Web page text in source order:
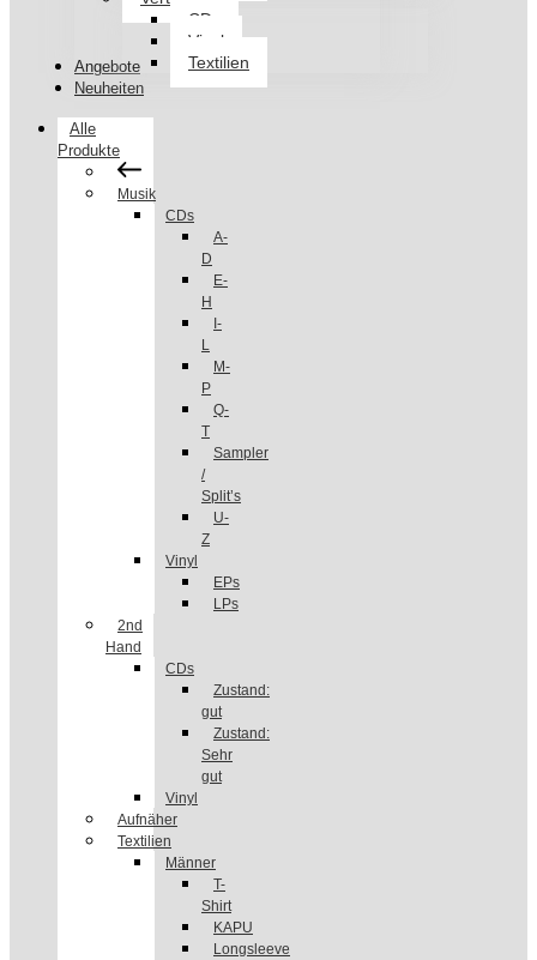
CDs
Vinyl
Textilien
Angebote
Neuheiten
Alle
Produkte
Musik
CDs
A-
D
E-
H
I-
L
M-
P
Q-
T
Sampler
/
Split’s
U-
Z
Vinyl
EPs
LPs
2nd
Hand
CDs
Zustand:
gut
Zustand:
Sehr
gut
Vinyl
Aufnäher
Textilien
Männer
T-
Shirt
KAPU
Longsleeve